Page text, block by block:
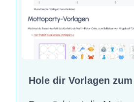
Hole dir Vorlagen